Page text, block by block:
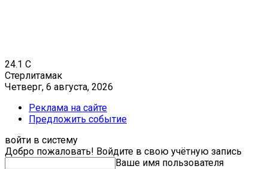
24.1 C
Стерлитамак
Четверг, 6 августа, 2026
Реклама на сайте
Предложить событие
войти в систему
Добро пожаловать! Войдите в свою учётную запись
Ваше имя пользователя